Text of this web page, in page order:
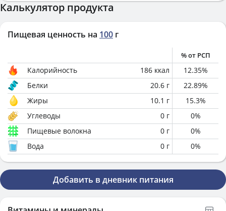
Калькулятор продукта
Пищевая ценность на 100 г
% от РСП
Калорийность 186 ккал 12.35%
Белки
20.6 г 22.89%
Жиры
10.1 г 15.3%
Углеводы
0 г 0%
Пищевые волокна
0 г 0%
Вода
0 г 0%
Добавить в дневник питания